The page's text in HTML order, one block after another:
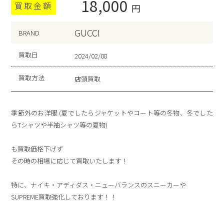
買取金額 18,000 円
BRAND GUCCI
買取日 2024/02/08
買取方法 店頭買取
季節外のお洋服 (夏でしたらジャケットやコート等の冬物、冬でした
らTシャツや半袖シャツ等の夏物)
も買取価格下げず
その時の相場に応じて買取いたします！
特に、ナイキ・アディダス・ニューバランスのスニーカーや
SUPREME買取強化しております！！